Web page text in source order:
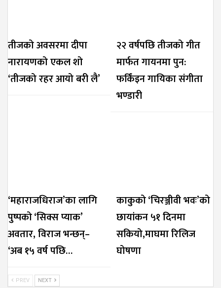
तीजको अवसरमा दीपा
नारायणको एकल शो
‘तीजको रहर आयो बरी लै’
२२ वर्षपछि तीजको गीत
मार्फत गायनमा पुन:
फर्किंइन गायिका संगीता
भण्डारी
‘महाराजधिराज’का लागि
पुष्पको ‘सिक्स प्याक’
अवतार, विराज भन्छन्–
‘अब १५ वर्ष पछि…
काकुको ‘चिरञ्जीवी भवः’को
छायांकन ५१ दिनमा
सकियो,माघमा रिलिज
घोषणा
PREV NEXT